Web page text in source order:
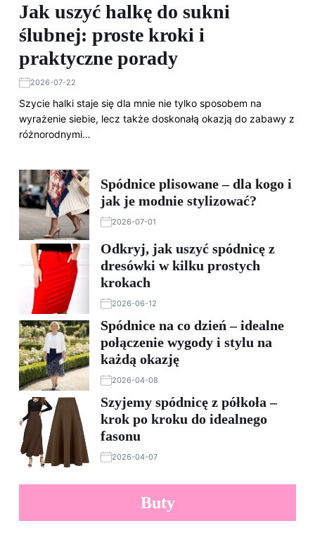
Jak uszyć halkę do sukni
ślubnej: proste kroki i
praktyczne porady
2026-07-22
Szycie halki staje się dla mnie nie tylko sposobem na
wyrażenie siebie, lecz także doskonałą okazją do zabawy z
różnorodnymi…
Spódnice plisowane – dla kogo i
jak je modnie stylizować?
2026-07-01
Odkryj, jak uszyć spódnicę z
dresówki w kilku prostych
krokach
2026-06-12
Spódnice na co dzień – idealne
połączenie wygody i stylu na
każdą okazję
2026-04-08
Szyjemy spódnicę z półkoła –
krok po kroku do idealnego
fasonu
2026-04-07
Buty